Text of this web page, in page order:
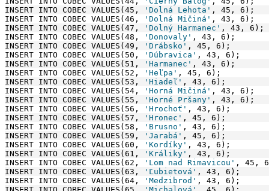
INSERT INTO COBEC VALUES(45,
'Dolná Lehota' , 45, 6);
INSERT INTO COBEC VALUES(46,
'Dolná Mičiná' , 43, 6);
INSERT INTO COBEC VALUES(47,
'Dolný Harmanec' , 43, 6);
INSERT INTO COBEC VALUES(48,
'Donovaly' , 43, 6);
INSERT INTO COBEC VALUES(49,
'Drábsko' , 45, 6);
INSERT INTO COBEC VALUES(50,
'Dúbravica' , 43, 6);
INSERT INTO COBEC VALUES(51,
'Harmanec' , 43, 6);
INSERT INTO COBEC VALUES(52,
'Heľpa' , 45, 6);
INSERT INTO COBEC VALUES(53,
'Hiadeľ' , 43, 6);
INSERT INTO COBEC VALUES(54,
'Horná Mičiná' , 43, 6);
INSERT INTO COBEC VALUES(55,
'Horné Pršany' , 43, 6);
INSERT INTO COBEC VALUES(56,
'Hrochoť' , 43, 6);
INSERT INTO COBEC VALUES(57,
'Hronec' , 45, 6);
INSERT INTO COBEC VALUES(58,
'Brusno' , 43, 6);
INSERT INTO COBEC VALUES(59,
'Jarabá' , 45, 6);
INSERT INTO COBEC VALUES(60,
'Kordíky' , 43, 6);
INSERT INTO COBEC VALUES(61,
'Králiky' , 43, 6);
INSERT INTO COBEC VALUES(62,
'Lom nad Rimavicou' , 45,
INSERT INTO COBEC VALUES(63,
'Ľubietová' , 43, 6);
INSERT INTO COBEC VALUES(64,
'Medzibrod' , 43, 6);